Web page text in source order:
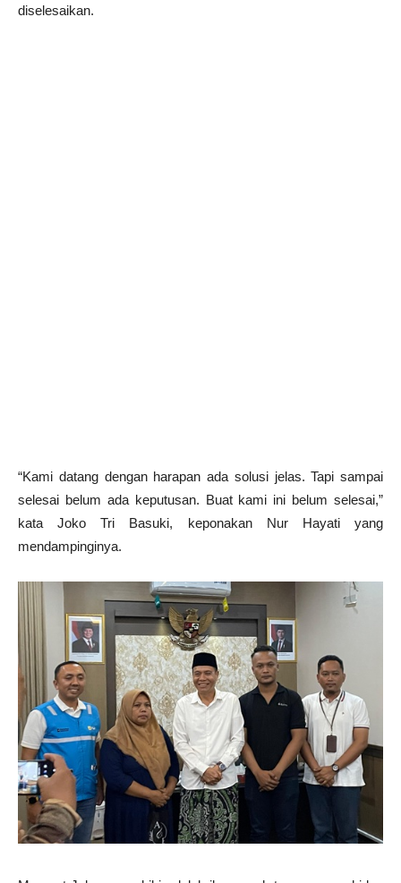
diselesaikan.
“Kami datang dengan harapan ada solusi jelas. Tapi sampai
selesai belum ada keputusan. Buat kami ini belum selesai,”
kata Joko Tri Basuki, keponakan Nur Hayati yang
mendampinginya.